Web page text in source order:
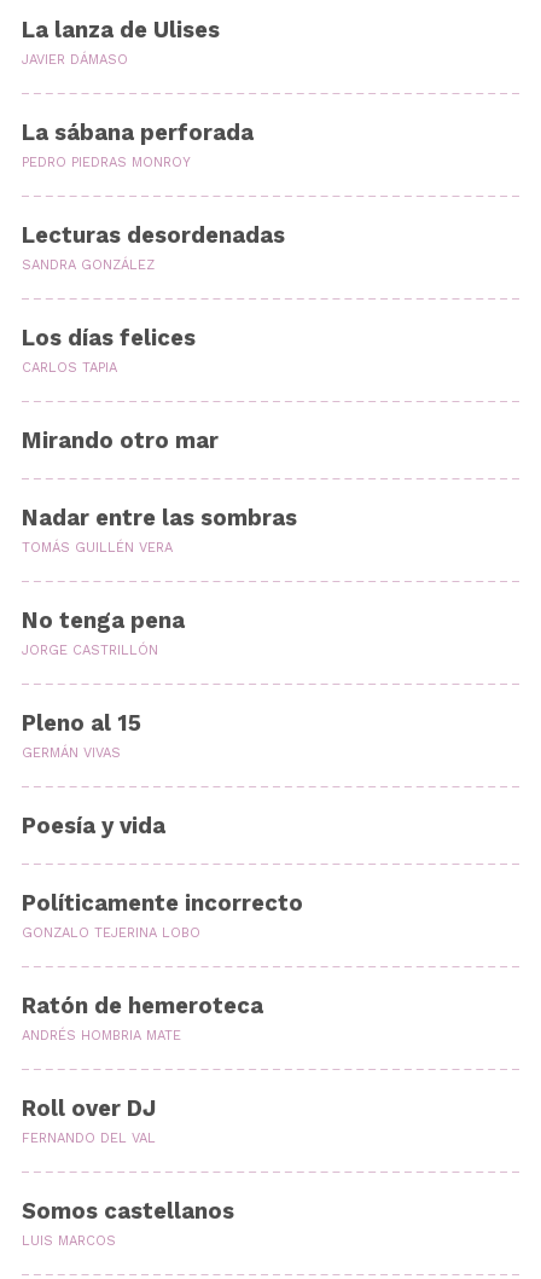
La lanza de Ulises
JAVIER DÁMASO
La sábana perforada
PEDRO PIEDRAS MONROY
Lecturas desordenadas
SANDRA GONZÁLEZ
Los días felices
CARLOS TAPIA
Mirando otro mar
Nadar entre las sombras
TOMÁS GUILLÉN VERA
No tenga pena
JORGE CASTRILLÓN
Pleno al 15
GERMÁN VIVAS
Poesía y vida
Políticamente incorrecto
GONZALO TEJERINA LOBO
Ratón de hemeroteca
ANDRÉS HOMBRIA MATE
Roll over DJ
FERNANDO DEL VAL
Somos castellanos
LUIS MARCOS